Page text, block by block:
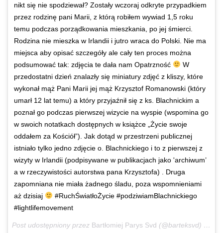
nikt się nie spodziewał? Zostały wczoraj odkryte przypadkiem
przez rodzinę pani Marii, z którą robiłem wywiad 1,5 roku
temu podczas porządkowania mieszkania, po jej śmierci.
Rodzina nie mieszka w Irlandii i jutro wraca do Polski. Nie ma
miejsca aby opisać szczegóły ale cały ten proces można
podsumować tak: zdjęcia te dała nam Opatrzność
W
przedostatni dzień znalazły się miniatury zdjęć z kliszy, które
wykonał mąż Pani Marii jej mąż Krzysztof Romanowski (który
umarł 12 lat temu) a który przyjaźnił się z ks. Blachnickim a
poznał go podczas pierwszej wizycie na wyspie (wspomina go
w swoich notatkach dostępnych w książce „Życie swoje
oddałem za Kościół”). Jak dotąd w przestrzeni publicznej
istniało tylko jedno zdjęcie o. Blachnickiego i to z pierwszej z
wizyty w Irlandii (podpisywane w publikacjach jako 'archiwum’
a w rzeczywistości autorstwa pana Krzysztofa) . Druga
zapomniana nie miała żadnego śladu, poza wspomnieniami
aż dzisiaj
#RuchŚwiatłoŻycie #podziwiamBlachnickiego
#lightlifemovement
Post udostępniony przez Bartłomiej Parys Svd (@barteksvd) Lut